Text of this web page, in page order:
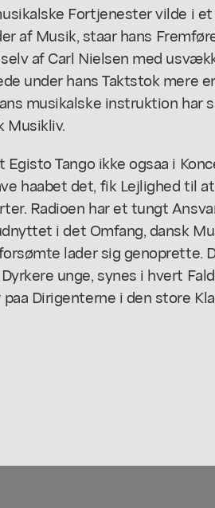
Fortjenester vilde i
af Musik, staar hans
af Carl Nielsen med
under hans Taktstok mere
musikalske instruktion har
Musikliv.
Egisto Tango ikke ogsaa i
haabet det, fik Lejlighed til
Radioen har et tungt
i det Omfang, dansk
lader sig genoprette.
unge, synes i hvert
Dirigenterne i den store